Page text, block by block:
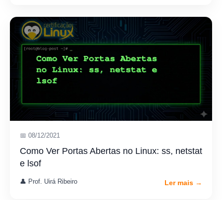
📅 08/12/2021
Como Ver Portas Abertas no Linux: ss, netstat
e lsof
👤 Prof. Uirá Ribeiro Ler mais →